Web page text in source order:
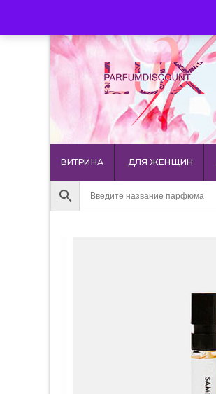
+7
ВИТРИНА ДЛЯ ЖЕНЩИН